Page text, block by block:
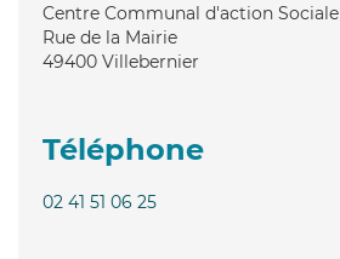
Centre Communal d'action Sociale
Rue de la Mairie
49400 Villebernier
Téléphone
02 41 51 06 25